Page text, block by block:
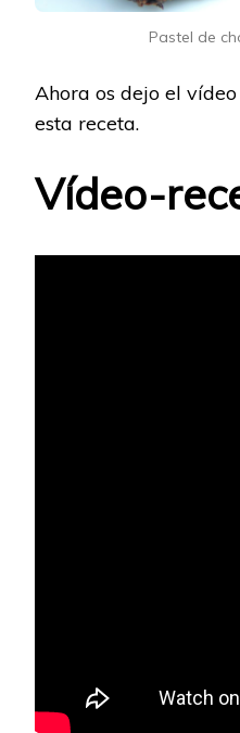
Pastel de
Ahora os dejo el
esta receta.
Vídeo-